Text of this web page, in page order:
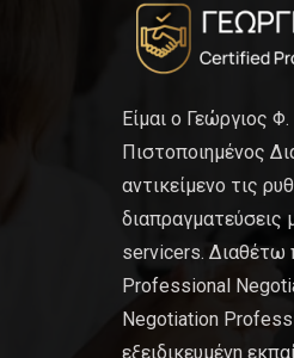
Είμαι ο Γεώργιος
Πιστοποιημένος
αντικείμενο τις
διαπραγματεύσεις
servicers. Διαθέτω
Professional
Negotiation
εξειδικευμένη